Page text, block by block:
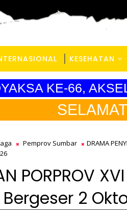
KESEHATAN
KE-66,
HARI
Pemprov Sumbar
DRAMA
PORPROV
2